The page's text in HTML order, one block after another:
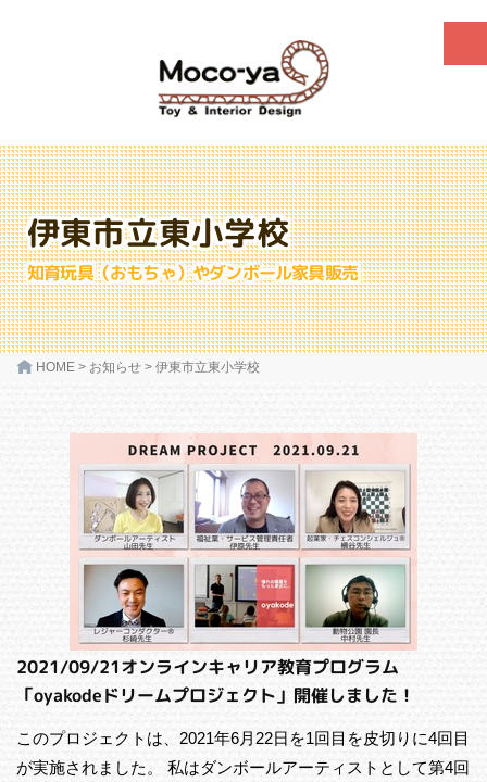
伊東市立東小学校
知育玩具（おもちゃ）やダンボール家具販売
HOME > お知らせ > 伊東市立東小学校
2021/09/21オンラインキャリア教育プログラム
「oyakodeドリームプロジェクト」開催しました！
このプロジェクトは、2021年6月22日を1回目を皮切りに4回目
が実施されました。 私はダンボールアーティストとして第4回